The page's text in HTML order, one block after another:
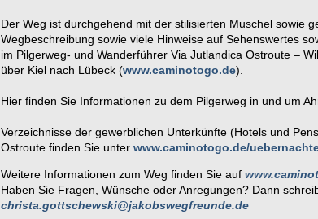
Der Weg ist durchgehend mit der stilisierten Muschel sowie
Wegbeschreibung sowie viele Hinweise auf Sehenswertes
im Pilgerweg- und Wanderführer Via Jutlandica Ostroute –
über Kiel nach Lübeck (www.caminotogo.de).
Hier finden Sie Informationen zu dem Pilgerweg in und um
Verzeichnisse der gewerblichen Unterkünfte (Hotels und
Ostroute finden Sie unter www.caminotogo.de/
Weitere Informationen zum Weg finden Sie auf
Haben Sie Fragen, Wünsche oder Anregungen? Dann
christa.gottschewski@jakobswegfreunde.de